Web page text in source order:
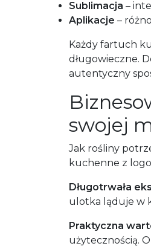
Sublimacja –
Aplikacje –
Każdy fartuch
długowieczne.
autentyczny
swojej
Jak rośliny
kuchenne z
Długotrwała
ulotka ląduje w
Praktyczna
użytecznością.